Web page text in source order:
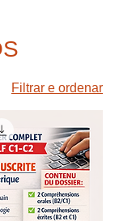
Filtrar e ordenar